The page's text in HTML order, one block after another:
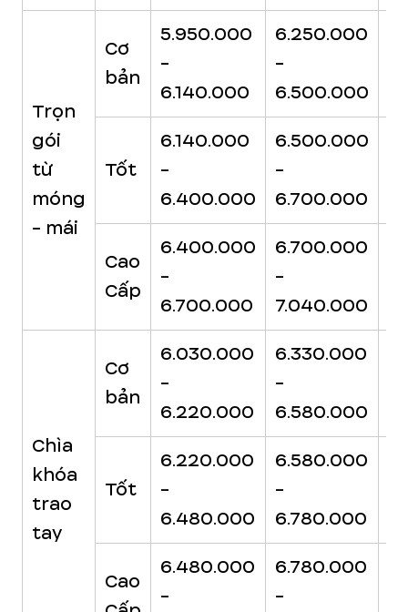
Trọn
gói
từ
móng
- mái
Cơ
bản
5.950.000
-
6.140.000
6.250.000
-
6.500.000
Tốt
6.140.000
-
6.400.000
6.500.000
-
6.700.000
Cao
Cấp
6.400.000
-
6.700.000
6.700.000
-
7.040.000
Chìa
khóa
trao
tay
Cơ
bản
6.030.000
-
6.220.000
6.330.000
-
6.580.000
Tốt
6.220.000
-
6.480.000
6.580.000
-
6.780.000
Cao
6.480.000
-
6.780.000
-